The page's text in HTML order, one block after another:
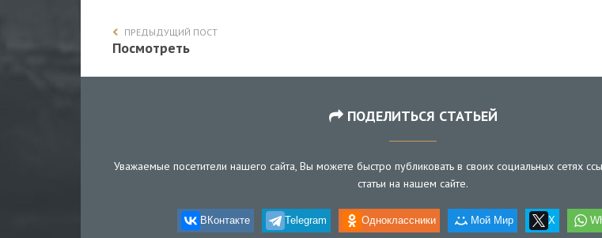
ПРЕДЫДУЩИЙ ПОСТ
Посмотреть
ПОДЕЛИТЬСЯ СТАТЬЕЙ
Уважаемые посетители нашего сайта, Вы можете быстро публиковать в своих социальных сетях
статьи на нашем сайте.
ВКонтакте Telegram Одноклассники Мой Мир X